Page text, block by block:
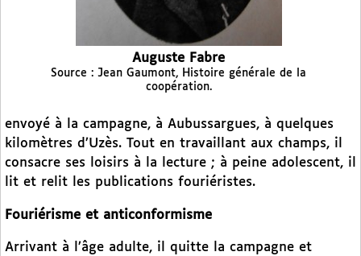
Auguste Fabre
Source : Jean Gaumont, Histoire générale de la
coopération.
envoyé à la campagne, à Aubussargues, à quelques
kilomètres d’Uzès. Tout en travaillant aux champs, il
consacre ses loisirs à la lecture ; à peine adolescent, il
lit et relit les publications fouriéristes.
Fouriérisme et anticonformisme
Arrivant à l’âge adulte, il quitte la campagne et